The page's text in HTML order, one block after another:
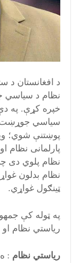
د افغانستان د
نظام د سياسي
خپره کړې. په
سياسي جوړښت
ټينګول غواړي.
په ټوله کې
رياستي نظام او
رياستي نظام :